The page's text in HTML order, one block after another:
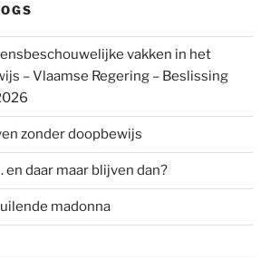
vakken in het
– Vlaamse Regering – Beslissing
zonder doopbewijs
daar maar blijven dan?
madonna